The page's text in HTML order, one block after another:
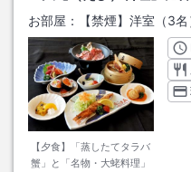
お部屋： 【禁煙】洋室（3名
【夕食】「蒸したてタラバ
蟹」と「名物・大蛯料理」